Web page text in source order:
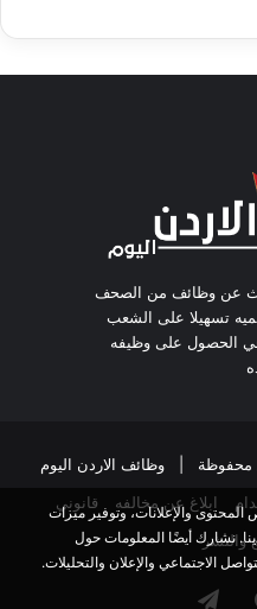
عن وظائف من الصحف
تسهيلا على الشعب
الحصول على وظيفه
وظائف الاردن اليوم
ابلاغ عن مخالفه
قانوني
والنشر
فيسبوكتيلقرام
والإعلانات، وتوفير ميزات
نشارك أيضًا المعلومات حول
الاجتماعي والإعلان والتحليلات.